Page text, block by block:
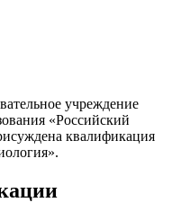
учреждение
«Российский
квалификация